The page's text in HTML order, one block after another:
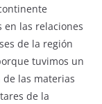
en las relaciones
de la región
tuvimos un
las materias
de la